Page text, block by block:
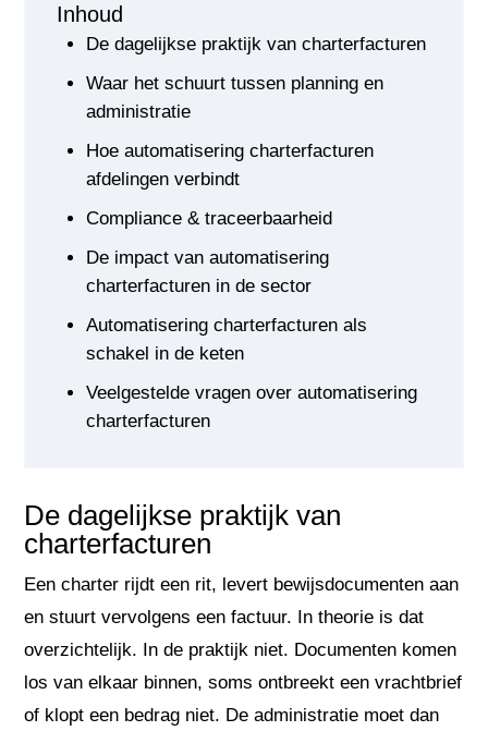
Inhoud
De dagelijkse praktijk van charterfacturen
Waar het schuurt tussen planning en
administratie
Hoe automatisering charterfacturen
afdelingen verbindt
Compliance & traceerbaarheid
De impact van automatisering
charterfacturen in de sector
Automatisering charterfacturen als
schakel in de keten
Veelgestelde vragen over automatisering
charterfacturen
De dagelijkse praktijk van
charterfacturen
Een charter rijdt een rit, levert bewijsdocumenten aan
en stuurt vervolgens een factuur. In theorie is dat
overzichtelijk. In de praktijk niet. Documenten komen
los van elkaar binnen, soms ontbreekt een vrachtbrief
of klopt een bedrag niet. De administratie moet dan